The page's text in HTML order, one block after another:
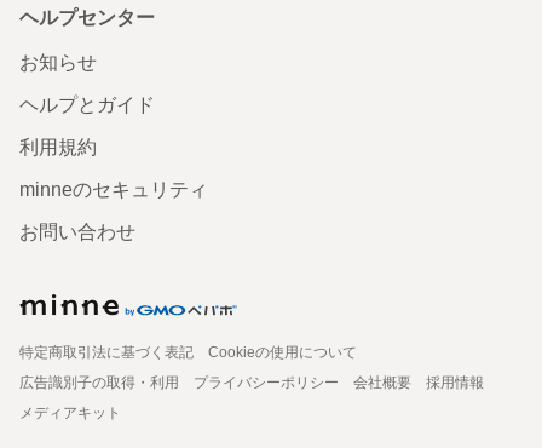
ヘルプセンター
お知らせ
ヘルプとガイド
利用規約
minneのセキュリティ
お問い合わせ
特定商取引法に基づく表記
Cookieの使用について
広告識別子の取得・利用
プライバシーポリシー 会社概要
採用情報
メディアキット